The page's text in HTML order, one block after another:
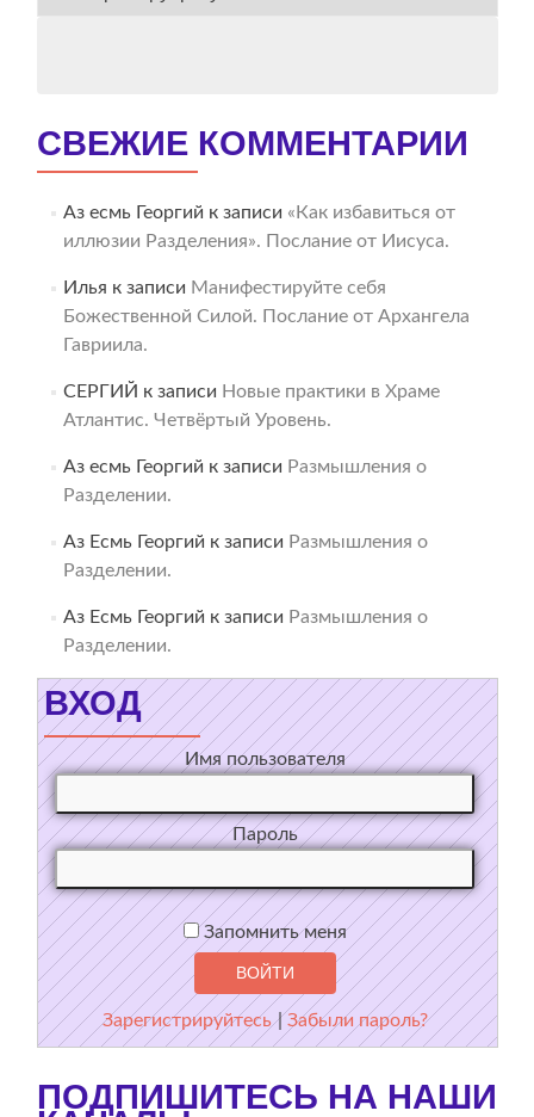
СВЕЖИЕ КОММЕНТАРИИ
Аз есмь Георгий к записи «Как избавиться от
иллюзии Разделения». Послание от Иисуса.
Илья к записи Манифестируйте себя
Божественной Силой. Послание от Архангела
Гавриила.
СЕРГИЙ к записи Новые практики в Храме
Атлантис. Четвёртый Уровень.
Аз есмь Георгий к записи Размышления о
Разделении.
Аз Есмь Георгий к записи Размышления о
Разделении.
Аз Есмь Георгий к записи Размышления о
Разделении.
ВХОД
Имя пользователя
Пароль
Запомнить меня
Зарегистрируйтесь |Забыли пароль?
ПОДПИШИТЕСЬ НА НАШИ